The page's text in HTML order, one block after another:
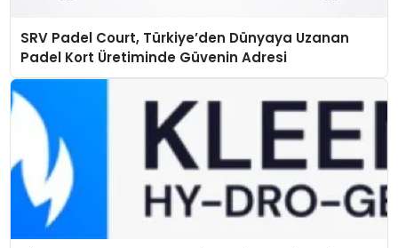
SRV Padel Court, Türkiye’den Dünyaya Uzanan
Padel Kort Üretiminde Güvenin Adresi